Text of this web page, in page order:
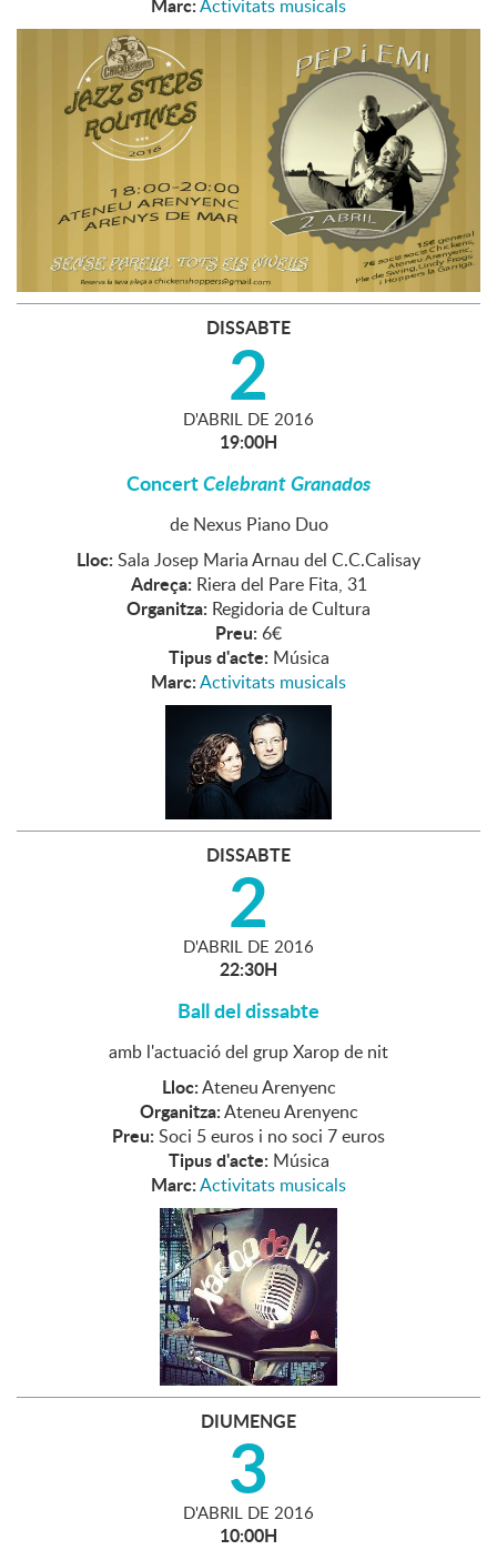
Marc:Activitats musicals
DISSABTE
2
D'ABRIL DE 2016
19:00H
ConcertCelebrant Granados
de Nexus Piano Duo
Lloc: Sala Josep Maria Arnau del C.C.Calisay
Adreça: Riera del Pare Fita, 31
Organitza: Regidoria de Cultura
Preu: 6€
Tipus d'acte: Música
Marc:Activitats musicals
DISSABTE
2
D'ABRIL DE 2016
22:30H
Ball del dissabte
amb l'actuació del grup Xarop de nit
Lloc:Ateneu Arenyenc
Organitza:Ateneu Arenyenc
Preu: Soci 5 euros i no soci 7 euros
Tipus d'acte: Música
Marc:Activitats musicals
DIUMENGE
3
D'ABRIL DE 2016
10:00H